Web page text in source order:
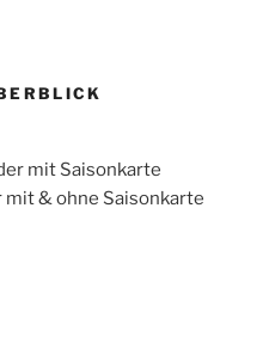
mit Saisonkarte
mit & ohne Saisonkarte